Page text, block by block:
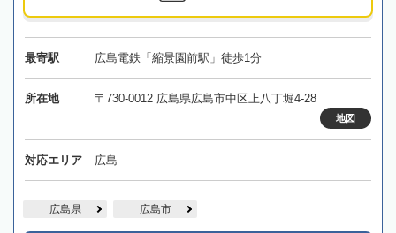
最寄駅 広島電鉄「縮景園前駅」徒歩1分
所在地 〒730-0012 広島県広島市中区上八丁堀4-28
地図
対応エリア 広島
広島県 広島市